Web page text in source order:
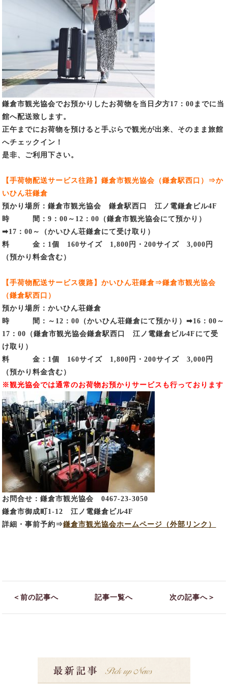
鎌倉市観光協会でお預かりしたお荷物を当日夕方17：00までに当
館へ配送致します。
正午までにお荷物を預けると手ぶらで観光が出来、そのまま旅館
へチェックイン！
是非、ご利用下さい。
【手荷物配送サービス往路】鎌倉市観光協会（鎌倉駅西口）⇒か
いひん荘鎌倉
預かり場所：鎌倉市観光協会 鎌倉駅西口 江ノ電鎌倉ビル4F
時 間：9：00～12：00（鎌倉市観光協会にて預かり）
➡17：00～（かいひん荘鎌倉にて受け取り）
料 金：1個 160サイズ 1,800円・200サイズ 3,000円
（預かり料金含む）
【手荷物配送サービス復路】かいひん荘鎌倉⇒鎌倉市観光協会
（鎌倉駅西口）
預かり場所：かいひん荘鎌倉
時 間：～12：00（かいひん荘鎌倉にて預かり）➡16：00～
17：00（鎌倉市観光協会鎌倉駅西口 江ノ電鎌倉ビル4Fにて受
け取り）
料 金：1個 160サイズ 1,800円・200サイズ 3,000円
（預かり料金含む）
※観光協会では通常のお荷物お預かりサービスも行っております
お問合せ：鎌倉市観光協会 0467-23-3050
鎌倉市御成町1-12 江ノ電鎌倉ビル4F
詳細・事前予約⇒鎌倉市観光協会ホームページ（外部リンク）
＜前の記事へ 記事一覧へ 次の記事へ＞